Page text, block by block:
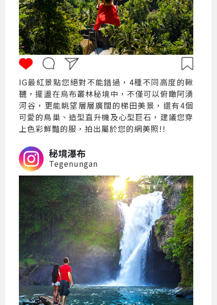
IG最紅景點您絕對不能錯過，4種不同高度的鞦
韆，擺盪在烏布叢林秘境中，不僅可以俯瞰阿湧
河谷，更能眺望層層廣闊的梯田美景，還有4個
可愛的鳥巢、造型直升機及心型巨石，建議您穿
上色彩鮮豔的服，拍出屬於您的網美照!!
秘境瀑布
Tegenungan